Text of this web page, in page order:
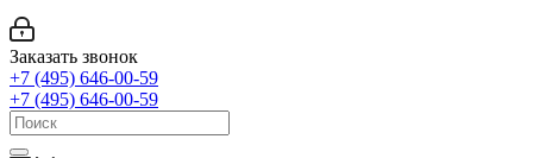
Заказать звонок
+7 (495) 646-00-59
+7 (495) 646-00-59